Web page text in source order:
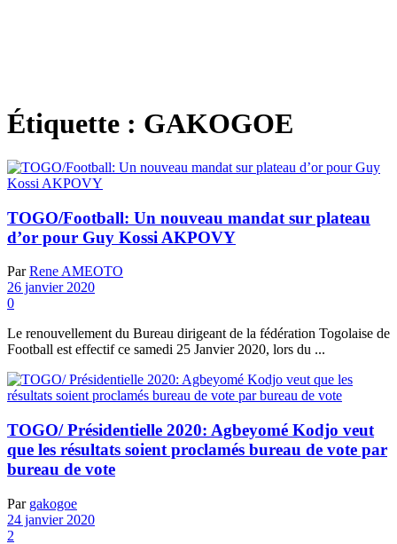
Étiquette : GAKOGOE
TOGO/Football: Un nouveau mandat sur plateau
d’or pour Guy Kossi AKPOVY
Par Rene AMEOTO
26 janvier 2020
0
Le renouvellement du Bureau dirigeant de la fédération Togolaise de
Football est effectif ce samedi 25 Janvier 2020, lors du ...
TOGO/ Présidentielle 2020: Agbeyomé Kodjo veut
que les résultats soient proclamés bureau de vote par
bureau de vote
Par gakogoe
24 janvier 2020
2